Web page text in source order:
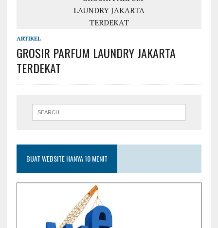
ARTIKEL
GROSIR PARFUM LAUNDRY JAKARTA
TERDEKAT
BUAT WEBSITE HANYA 10 MENIT